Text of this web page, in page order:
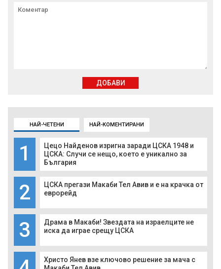
НАЙ-ЧЕТЕНИ НАЙ-КОМЕНТИРАНИ
1
Цецо Найденов изригна заради ЦСКА 1948 и
ЦСКА: Случи се нещо, което е уникално за
България
2
ЦСКА прегази Макаби Тел Авив и е на крачка от
еврорейд
3
Драма в Макаби! Звездата на израелците не
иска да играе срещу ЦСКА
Христо Янев взе ключово решение за мача с
ДОБАВИ